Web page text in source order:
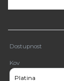
Dostupnost
Kov